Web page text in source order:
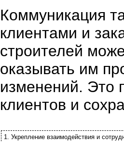
Коммуникация
клиентами и
строителей
оказывать им
изменений. Это
клиентов и
1. Укрепление взаимодействия и